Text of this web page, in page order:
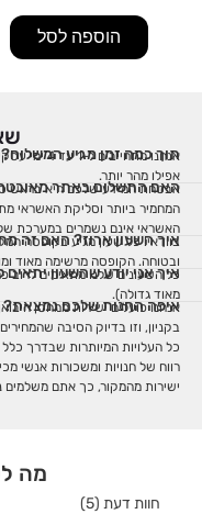
הוספה לסל
תוך כמה זמן מגיע המשלוח?
אפילו מהר יותר.
האם התשלום באתר
האשראי אינם נשמרים במערכת
איך השעון ארוז? האם זה
בוודאי! כל שעון מגיע בקופסה
ובטוחה. הקופסה מרשימה מאוד
איך אני יודע שהשעון יתאים
מאוד גדולה).
איפה החנות שלכם נמצאת?
אנחנו פועלים ישירות ממחסן
בקניון, וזו בדיוק הסיבה
כל העלויות המיותרות שבדרך
רווח של חנויות ומשכורות אנשי
ישירות מהמקור, כך אתם משלמים
מה
חוות דעת (5)